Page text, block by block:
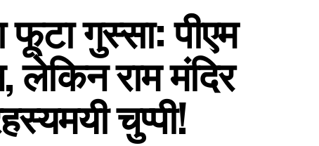
गुस्सा: पीएम
लेकिन राम मंदिर
चुप्पी!